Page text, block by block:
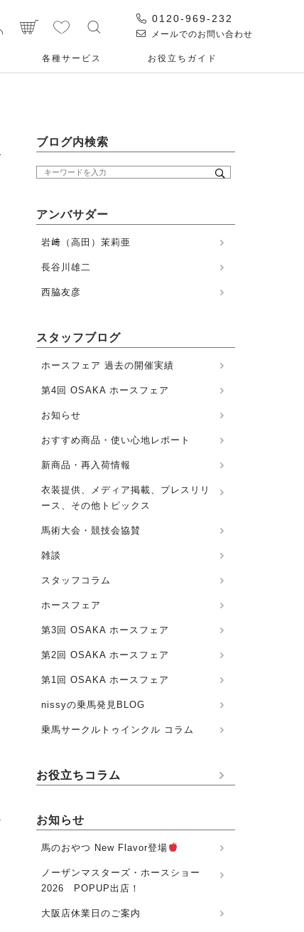
0120-969-232
メールでのお問い合わせ
各種サービス お役⽴ちガイド
ブログ内検索
アンバサダー
岩﨑（高田）茉莉亜
長谷川雄二
西脇友彦
スタッフブログ
ホースフェア 過去の開催実績
第4回 OSAKA ホースフェア
お知らせ
おすすめ商品・使い心地レポート
新商品・再入荷情報
衣装提供、メディア掲載、プレスリリ
ース、その他トピックス
馬術大会・競技会協賛
雑談
スタッフコラム
ホースフェア
第3回 OSAKA ホースフェア
第2回 OSAKA ホースフェア
第1回 OSAKA ホースフェア
nissyの乗馬発見BLOG
乗馬サークルトゥインクル コラム
お役立ちコラム
お知らせ
馬のおやつ New Flavor登場
ノーザンマスターズ・ホースショー
2026 POPUP出店！
大阪店休業日のご案内